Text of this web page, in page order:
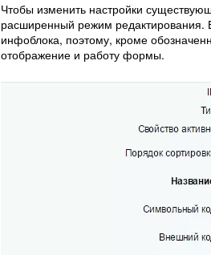
Чтобы изменить настройки
расширенный режим редактирования.
инфоблока, поэтому, кроме
отображение и работу формы.